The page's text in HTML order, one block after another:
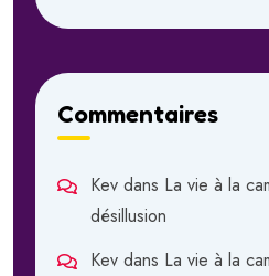
Commentaires
Kev dans La vie à la
désillusion
Kev dans La vie à la